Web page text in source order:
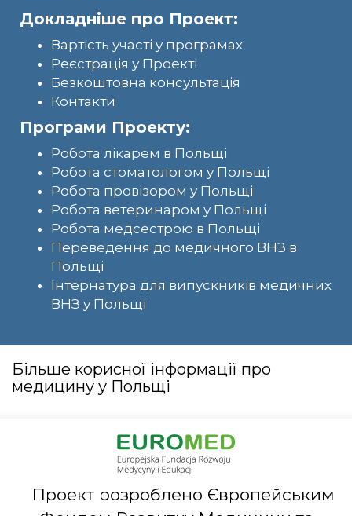
Докладніше про Проект:
Вартість участі у програмах
Реєстрація у Проекті
Безкоштовна консультація
Контакти
Програми Проекту:
Робота лікарем в Польщі
Робота стоматологом у Польщі
Робота провізором у Польщі
Робота ветеринаром у Польщі
Робота медсестрою в Польщі
Переведення до медичного ВНЗ в
Польщі
Інтернатура для випускників медичних
ВНЗ у Польщі
Більше корисної інформації про
медицину у Польщі
Проект розроблено Європейським